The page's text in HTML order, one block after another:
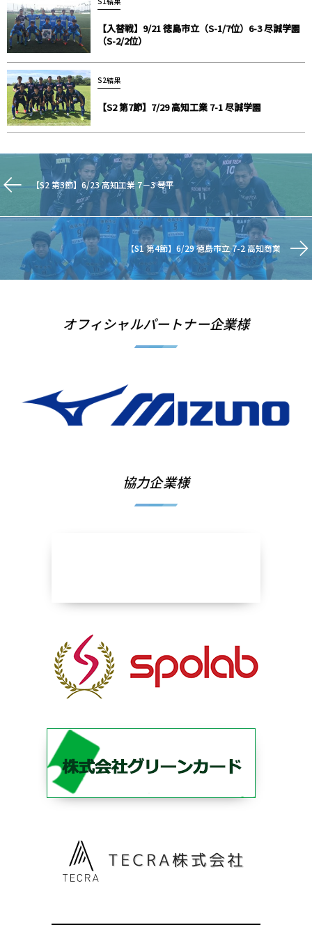
【入替戦】9/21 徳島市立（S-1/7位）6-3 尽誠学園
（S-2/2位）
S2結果
【S2 第7節】7/29 高知工業 7-1 尽誠学園
【S2 第3節】6/23 高知工業 7－3 琴平
【S1 第4節】6/29 徳島市立 7-2 高知商業
オフィシャルパートナー企業様
協力企業様